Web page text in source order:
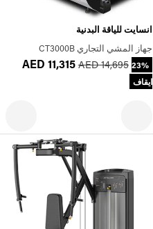
انسايت للياقة البدنية
جهاز المشي التجاري CT3000B
AED 11,315 AED 14,695 23%
ايقاف